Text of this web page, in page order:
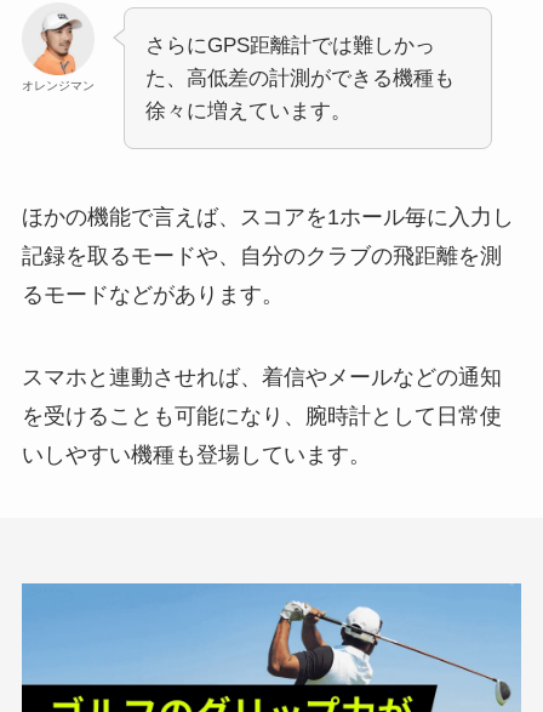
オレンジマン
さらにGPS距離計では難しかっ
た、高低差の計測ができる機種も
徐々に増えています。
ほかの機能で言えば、スコアを1ホール毎に入力し
記録を取るモードや、自分のクラブの飛距離を測
るモードなどがあります。
スマホと連動させれば、着信やメールなどの通知
を受けることも可能になり、腕時計として日常使
いしやすい機種も登場しています。